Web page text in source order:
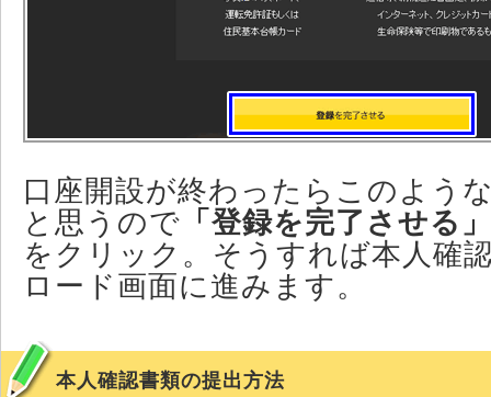
口座開設が終わったらこのよう
と思うので 「登録を完了させる」
をクリック。そうすれば本人確
ロード画面に進みます。
本人確認書類の提出方法